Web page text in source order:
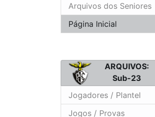
Arquivos dos Seniores
Página Inicial
ARQUIVOS:
Sub-23
Jogadores / Plantel
Jogos / Provas